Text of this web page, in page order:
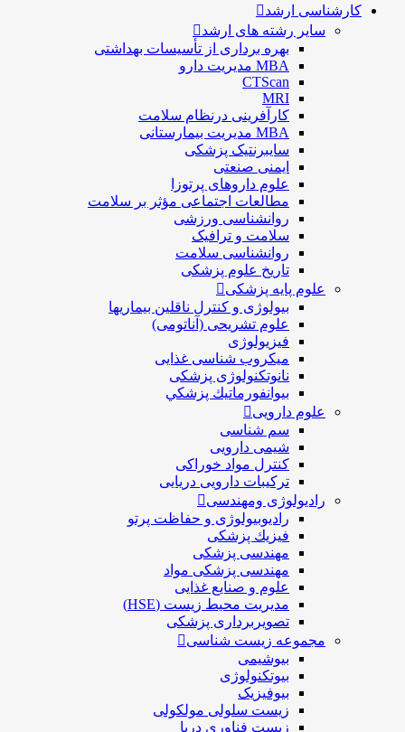
کارشناسی ارشد
سایر رشته های ارشد
بهره برداری از تأسیسات بهداشتی
MBA مدیریت دارو
CTScan
MRI
کارآفرینی درنظام سلامت
MBA مدیریت بیمارستانی
سایبرنتیک پزشکی
ایمنی صنعتی
علوم داروهای پرتوزا
مطالعات اجتماعی مؤثر بر سلامت
روانشناسی ورزشی
سلامت و ترافیک
روانشناسی سلامت
تاریخ علوم پزشکی
علوم پایه پزشکی
بیولوژی و کنترل ناقلین بیماریها
علوم تشریحی (آناتومی)
فیزیولوژی
ميكروب شناسی غذایی
نانوتکنولوژی پزشکی
بيوانفورماتيك پزشكي
علوم دارویی
سم شناسی
شیمی دارویی
کنترل مواد خوراکی
ترکیبات دارویی دریایی
رادیولوژی ومهندسی
رادیوبیولوژی و حفاظت پرتو
فيزيك پزشکی
مهندسی پزشکی
مهندسی پزشکی مواد
علوم و صنايع غذایی
مدیریت محیط زیست (HSE)
تصویربرداری پزشکی
مجموعه زیست شناسی
بیوشیمی
بیوتکنولوژی
بیوفیزیک
زیست سلولی مولکولی
زیست فناوری دریا